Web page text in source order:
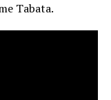
Tabata.